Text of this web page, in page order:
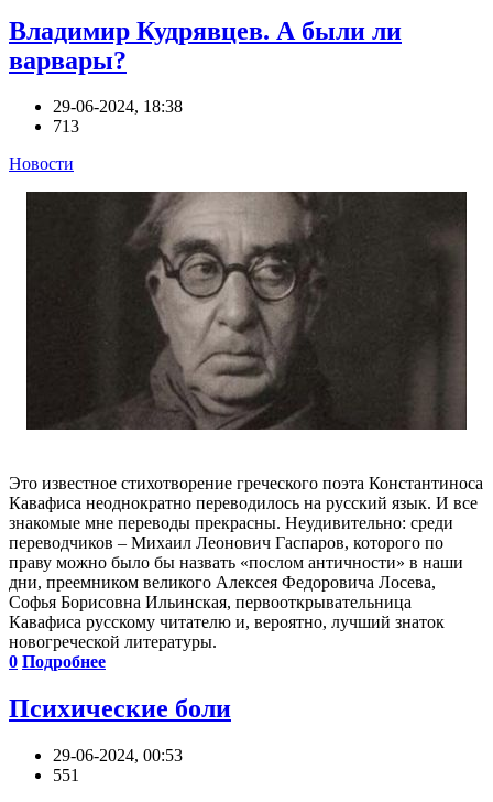
Владимир Кудрявцев. А были ли
варвары?
29-06-2024, 18:38
713
Новости
Это известное стихотворение греческого поэта Константиноса
Кавафиса неоднократно переводилось на русский язык. И все
знакомые мне переводы прекрасны. Неудивительно: среди
переводчиков – Михаил Леонович Гаспаров, которого по
праву можно было бы назвать «послом античности» в наши
дни, преемником великого Алексея Федоровича Лосева,
Софья Борисовна Ильинская, первооткрывательница
Кавафиса русскому читателю и, вероятно, лучший знаток
новогреческой литературы.
0 Подробнее
Психические боли
29-06-2024, 00:53
551